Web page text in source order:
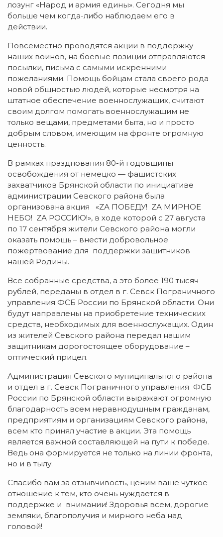
лозунг «Народ и армия едины». Сегодня мы
больше чем когда-либо наблюдаем его в
действии.
Повсеместно проводятся акции в поддержку
наших воинов, на боевые позиции отправляются
посылки, письма с самыми искренними
пожеланиями. Помощь бойцам стала своего рода
новой общностью людей, которые несмотря на
штатное обеспечение военнослужащих, считают
своим долгом помогать военнослужащим не
только вещами, предметами быта, но и просто
добрым словом, имеющим на фронте огромную
ценность.
В рамках празднования 80-й годовщины
освобождения от немецко — фашистских
захватчиков Брянской области по инициативе
администрации Севского района была
организована акция «ZА ПОБЕДУ! ZА МИРНОЕ
НЕБО! ZА РОССИЮ!», в ходе которой с 27 августа
по 17 сентября жители Севского района могли
оказать помощь – внести добровольное
пожертвование для поддержки защитников
нашей Родины.
Все собранные средства, а это более 190 тысяч
рублей, переданы в отдел в г. Севск Пограничного
управления ФСБ России по Брянской области. Они
будут направлены на приобретение технических
средств, необходимых для военнослужащих. Один
из жителей Севского района передал нашим
защитникам дорогостоящее оборудование –
оптический прицел.
Администрация Севского муниципального района
и отдел в г. Севск Пограничного управления ФСБ
России по Брянской области выражают огромную
благодарность всем неравнодушным гражданам,
предприятиям и организациям Севского района,
всем кто принял участие в акции. Эта помощь
является важной составляющей на пути к победе.
Ведь она формируется не только на линии фронта,
но и в тылу.
Спасибо вам за отзывчивость, ценим ваше чуткое
отношение к тем, кто очень нуждается в
поддержке и внимании! Здоровья всем, дорогие
земляки, благополучия и мирного неба над
головой!